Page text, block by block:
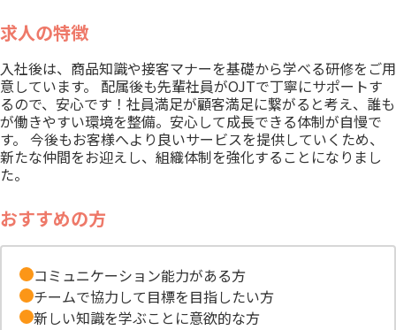
求人の特徴
入社後は、商品知識や接客マナーを基礎から学べる研修をご用
意しています。 配属後も先輩社員がOJTで丁寧にサポートす
るので、安心です！社員満足が顧客満足に繋がると考え、誰も
が働きやすい環境を整備。安心して成長できる体制が自慢で
す。 今後もお客様へより良いサービスを提供していくため、
新たな仲間をお迎えし、組織体制を強化することになりまし
た。
おすすめの方
コミュニケーション能力がある方
チームで協力して目標を目指したい方
新しい知識を学ぶことに意欲的な方